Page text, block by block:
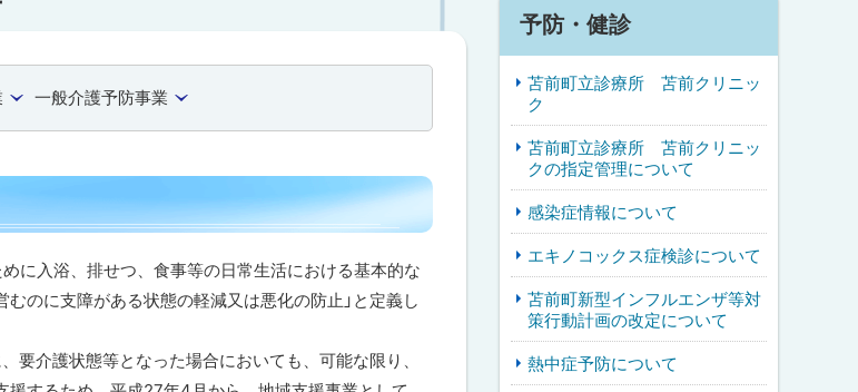
一般介護予防事業
めに入浴、排せつ、食事等の日常生活における基本的な
のに支障がある状態の軽減又は悪化の防止」と定義し
介護状態等となった場合においても、可能な限り、
予防・健診
苫前町立診療所 苫前クリニッ
ク
苫前町立診療所 苫前クリニッ
クの指定管理について
感染症情報について
エキノコックス症検診について
苫前町新型インフルエンザ等対
策行動計画の改定について
熱中症予防について